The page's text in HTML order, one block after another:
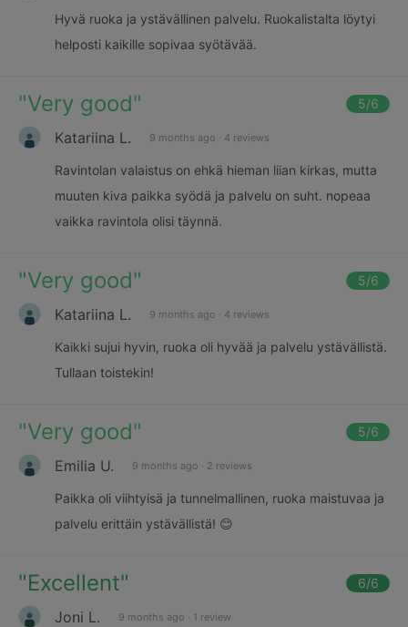
Hyvä ruoka ja ystävällinen palvelu. Ruokalistalta löytyi
helposti kaikille sopivaa syötävää.
"Very good" 5/6
Katariina L. 9 months ago · 4 reviews
Ravintolan valaistus on ehkä hieman liian kirkas, mutta
muuten kiva paikka syödä ja palvelu on suht. nopeaa
vaikka ravintola olisi täynnä.
"Very good" 5/6
Katariina L. 9 months ago · 4 reviews
Kaikki sujui hyvin, ruoka oli hyvää ja palvelu ystävällistä.
Tullaan toistekin!
"Very good" 5/6
Emilia U. 9 months ago · 2 reviews
Paikka oli viihtyisä ja tunnelmallinen, ruoka maistuvaa ja
palvelu erittäin ystävällistä! 😊
"Excellent" 6/6
Joni L. 9 months ago · 1 review